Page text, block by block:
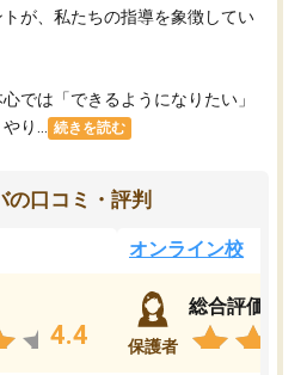
が、私たちの指導を象徴してい
では「できるようになりたい」
り...
続きを読む
の口コミ・評判
4.4
オンライン校
保護者
総合評価